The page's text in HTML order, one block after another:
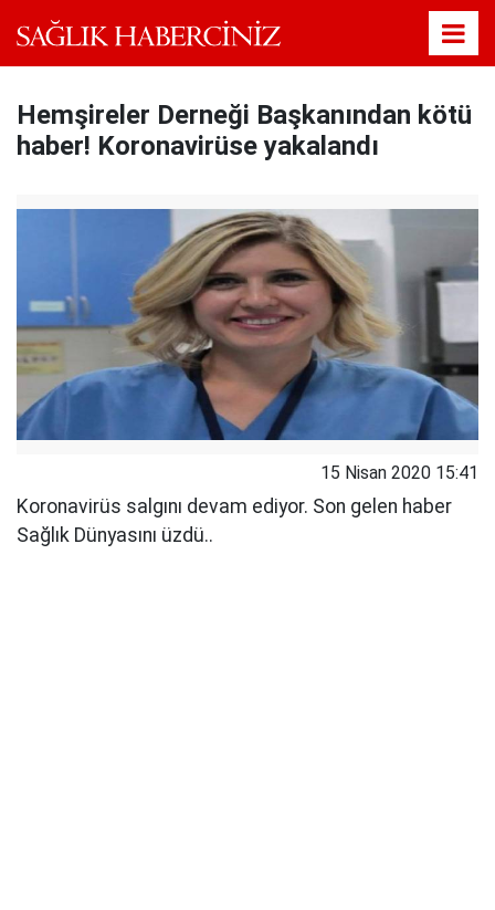
Hemşireler Derneği Başkanından kötü
haber! Koronavirüse yakalandı
15 Nisan 2020 15:41
Koronavirüs salgını devam ediyor. Son gelen haber
Sağlık Dünyasını üzdü..